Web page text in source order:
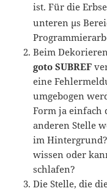
ist. Für die
unteren µs
Beim
goto SUBREF
eine
umgebogen
Form ja einfach
anderen Stelle
im
wissen oder
schlafen?
Die Stelle, die